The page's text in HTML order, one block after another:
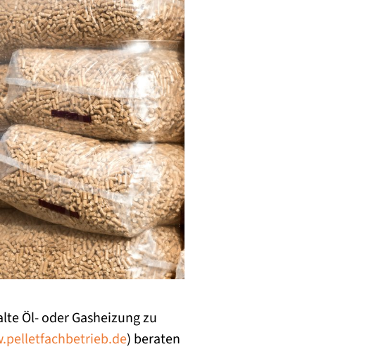
Öl- oder Gasheizung zu
) beraten